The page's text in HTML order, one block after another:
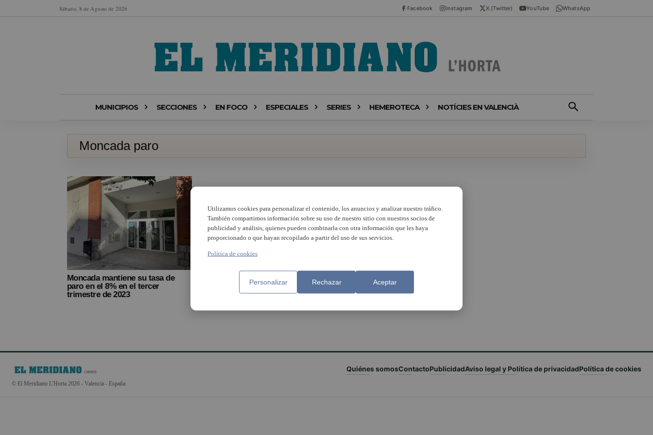
Sábado, 8 de Agosto de 2026 Facebook Instagram X (Twitter) YouTube WhatsApp
MUNICIPIOS SECCIONES EN FOCO ESPECIALES SERIES HEMEROTECA NOTÍCIES EN VALENCIÀ
Moncada paro
Moncada mantiene su tasa de
paro en el 8% en el tercer
trimestre de 2023
© El Meridiano L'Horta 2026 - Valencia - España
Quiénes somosContactoPublicidadAviso legal y Política de privacidadPolítica de cookies
Utilizamos cookies para personalizar el contenido, los anuncios y analizar nuestro tráfico.
También compartimos información sobre su uso de nuestro sitio con nuestros socios de
publicidad y análisis, quienes pueden combinarla con otra información que les haya
proporcionado o que hayan recopilado a partir del uso de sus servicios.
Política de cookies
Personalizar Rechazar Aceptar